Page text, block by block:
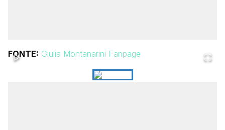
FONTE: Giulia Montanarini Fanpage